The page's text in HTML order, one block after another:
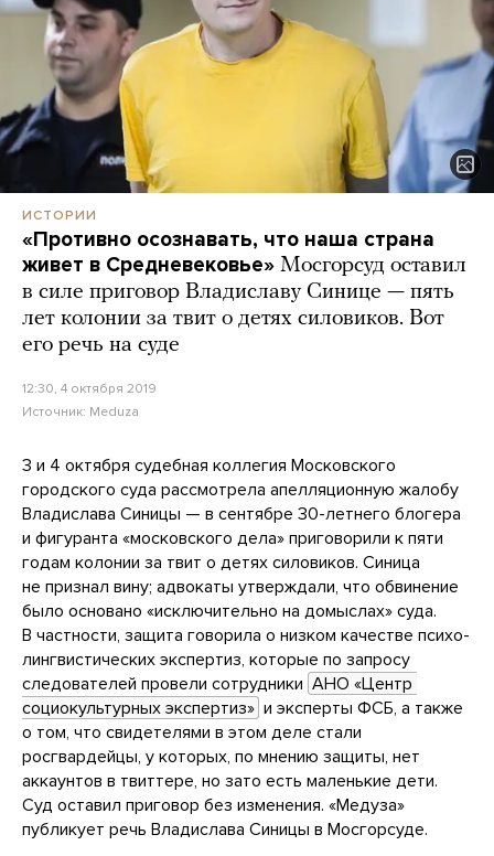
ИСТОРИИ
«Противно осознавать, что наша страна
живет в Средневековье» Мосгорсуд оставил
в силе приговор Владиславу Синице — пять
лет колонии за твит о детях силовиков. Вот
его речь на суде
12:30, 4 октября 2019
Источник: Meduza
3 и 4 октября судебная коллегия Московского
городского суда рассмотрела апелляционную жалобу
Владислава Синицы — в сентябре 30-летнего блогера
и фигуранта «московского дела» приговорили к пяти
годам колонии за твит о детях силовиков. Синица
не признал вину; адвокаты утверждали, что обвинение
было основано «исключительно на домыслах» суда.
В частности, защита говорила о низком качестве психо-
лингвистических экспертиз, которые по запросу
следователей провели сотрудники АНО «Центр
социокультурных экспертиз» и эксперты ФСБ, а также
о том, что свидетелями в этом деле стали
росгвардейцы, у которых, по мнению защиты, нет
аккаунтов в твиттере, но зато есть маленькие дети.
Суд оставил приговор без изменения. «Медуза»
публикует речь Владислава Синицы в Мосгорсуде.